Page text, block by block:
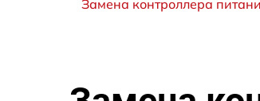
Замена контроллера